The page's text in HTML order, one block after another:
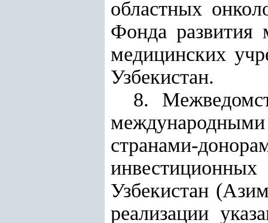
областных
Фонда развития
медицинских
Узбекистан.
8.
странами-
Узбекистан
реализации